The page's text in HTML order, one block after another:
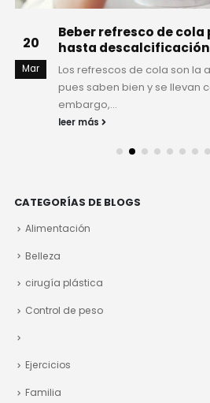
20
Mar
Beber refresco de
hasta
Los refrescos de cola son la
pues saben bien y se llevan
embargo,...
leer más
CATEGORÍAS DE BLOGS
Alimentación
Belleza
cirugía plástica
Control de peso
Ejercicios
Familia